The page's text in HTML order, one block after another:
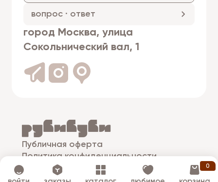
город Москва, улица
Сокольнический вал, 1
вопрос · ответ
Публичная оферта
Политика конфиденциальности
© рубибуби
0